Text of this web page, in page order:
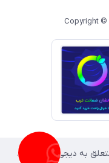
به دیجی کتاب است.